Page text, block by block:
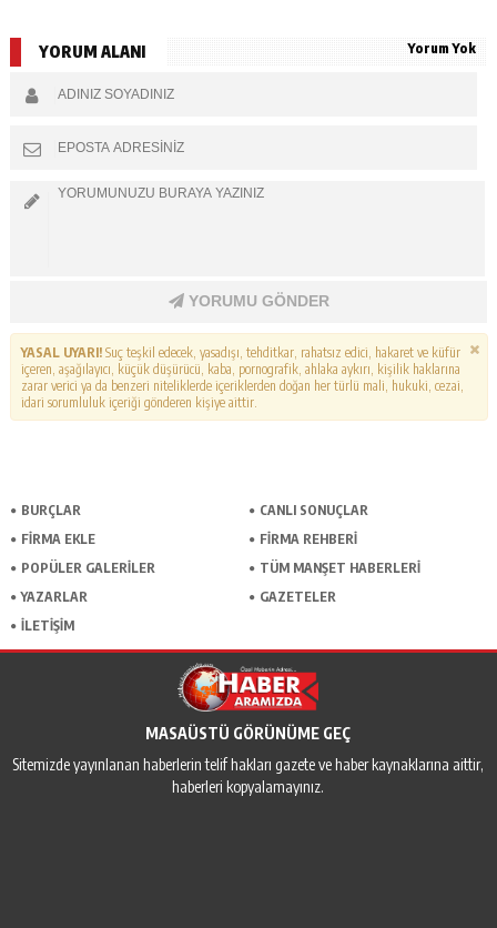
YORUM ALANI Yorum Yok
YORUMU GÖNDER
YASAL UYARI!Suç teşkil edecek, yasadışı, tehditkar, rahatsız edici, hakaret ve küfür
içeren, aşağılayıcı, küçük düşürücü, kaba, pornografik, ahlaka aykırı, kişilik haklarına
zarar verici ya da benzeri niteliklerde içeriklerden doğan her türlü mali, hukuki, cezai,
idari sorumluluk içeriği gönderen kişiye aittir.
BURÇLAR
CANLI SONUÇLAR
FİRMA EKLE
FİRMA REHBERİ
POPÜLER GALERİLER
TÜM MANŞET HABERLERİ
YAZARLAR
GAZETELER
İLETİŞİM
MASAÜSTÜ GÖRÜNÜME GEÇ
Sitemizde yayınlanan haberlerin telif hakları gazete ve haber kaynaklarına aittir,
haberleri kopyalamayınız.